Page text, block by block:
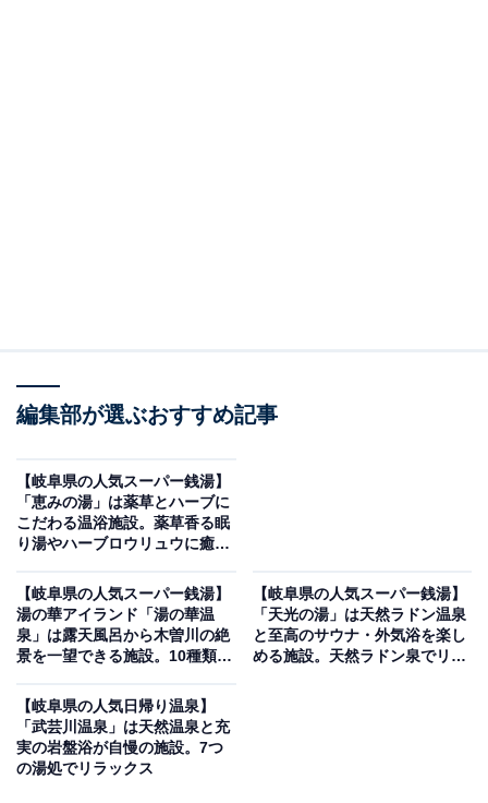
編集部が選ぶおすすめ記事
【岐阜県の人気スーパー銭湯】
「恵みの湯」は薬草とハーブに
こだわる温浴施設。薬草香る眠
り湯やハーブロウリュウに癒さ
【岐阜県の人気スーパー銭湯】
湯の華アイランド「湯の華温
泉」は露天風呂から木曽川の絶
景を一望できる施設。10種類の
【岐阜県の人気スーパー銭湯】
「天光の湯」は天然ラドン温泉
と至高のサウナ・外気浴を楽し
める施設。天然ラドン泉でリラ
【岐阜県の人気日帰り温泉】
「武芸川温泉」は天然温泉と充
実の岩盤浴が自慢の施設。7つ
の湯処でリラックス